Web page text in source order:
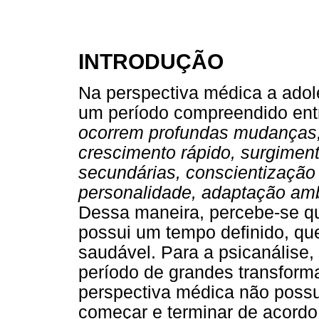
INTRODUÇÃO
Na perspectiva médica a
um período compreendido
ocorrem profundas
crescimento rápido,
secundárias,
personalidade, adaptação
Dessa maneira, percebe-se
possui um tempo definido,
saudável. Para a
período de grandes
perspectiva médica não
começar e terminar de